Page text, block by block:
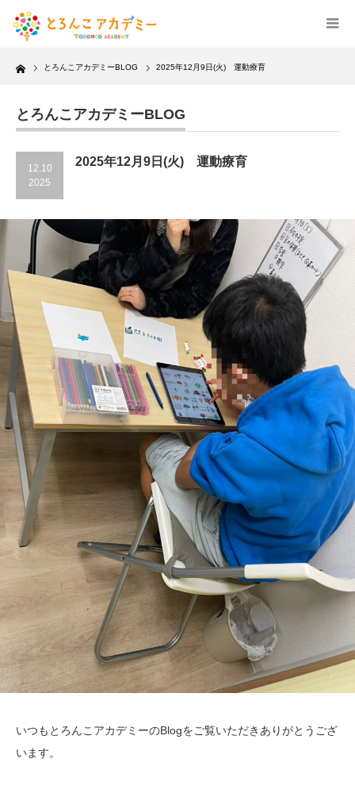
Home とろんこアカデミーBLOG 2025年12月9日(火) 運動療育
とろんこアカデミーBLOG
12.10
2025
2025年12月9日(火) 運動療育
いつもとろんこアカデミーのBlogをご覧いただきありがとうござ
います。